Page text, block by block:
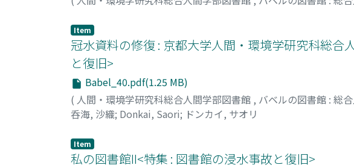
Item
冠水資料の修復 : 京都大学人間・環境学研究科総合
と復旧>
Babel_40.pdf(1.25 MB)
( 人間・環境学研究科総合人間学部図書館 , バベルの図書館 : 総
呑海, 沙織; Donkai, Saori; ドンカイ, サオリ
Item
私の図書館II<特集 : 図書館の浸水事故と復旧>